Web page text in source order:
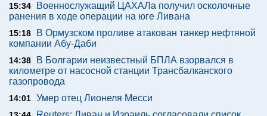
15:34
Военнослужащий ЦАХАЛа получил осколочные
ранения в ходе операции на юге Ливана
15:18
В Ормузском проливе атакован танкер нефтяной
компании Абу-Даби
14:38
В Болгарии неизвестный БПЛА взорвался в
километре от насосной станции Трансбалканского
газопровода
14:01 Умер отец Лионеля Месси